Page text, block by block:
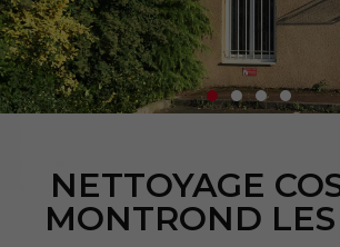
NETTOYAGE
MONTROND